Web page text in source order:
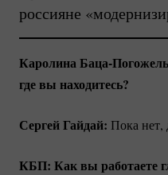
россияне
КаролинаБаца-
где вы находитесь?
Сергей Гайдай: Пока нет,
КБП: Как вы работаете